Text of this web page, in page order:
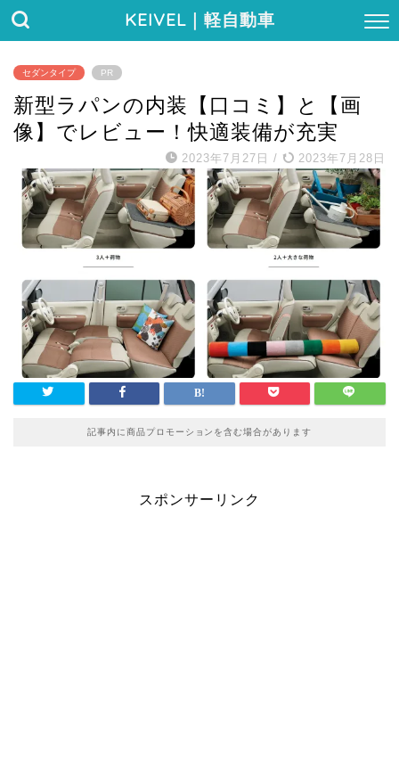
KEIVEL｜軽自動車
セダンタイプ PR
新型ラパンの内装【口コミ】と【画
像】でレビュー！快適装備が充実
2023年7月27日 / 2023年7月28日
記事内に商品プロモーションを含む場合があります
スポンサーリンク